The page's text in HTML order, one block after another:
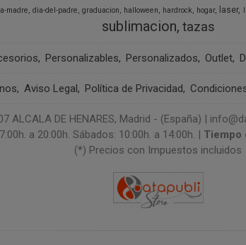
madre dia-del-padre graduacion halloween hardrock hogar laser
sublimacion tazas
Personalizables Personalizados Outlet
Aviso Legal Política de Privacidad
ALCALA DE HENARES, Madrid - (España) |
a 20:00h. Sábados: 10:00h. a 14:00h. | Tiempo
(*) Precios con Impuestos incluidos